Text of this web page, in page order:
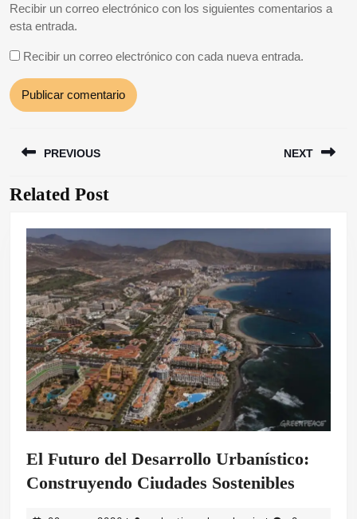
Recibir un correo electrónico con los siguientes comentarios a
esta entrada.
Recibir un correo electrónico con cada nueva entrada.
de
entradas
PREVIOUS
Entrada
NEXT
Related Post
El Futuro del Desarrollo Urbanístico:
Construyendo Ciudades Sostenibles